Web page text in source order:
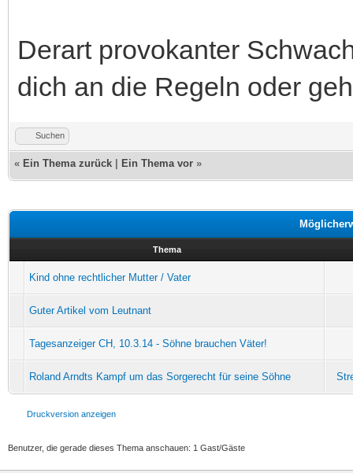
Derart provokanter
dich an die Regeln oder
Suchen
« Ein Thema zurück Ein Thema vor »
Thema
Kind ohne rechtlicher Mutter / Vater
Guter Artikel vom Leutnant
Tagesanzeiger CH, 10.3.14 - Söhne brauchen Väter!
Roland Arndts Kampf um das Sorgerecht für seine Söhne
Druckversion anzeigen
Benutzer, die gerade dieses Thema anschauen: 1 Gast/Gäste